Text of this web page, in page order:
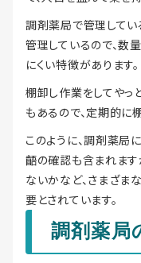
調剤薬局で管理して
管理しているので、数
にくい特徴があります。
棚卸し作業をしてやっ
もあるので、定期的に
このように、調剤薬局
齬の確認も含まれます
ないかなど、さまざ
要とされています。
調剤薬局